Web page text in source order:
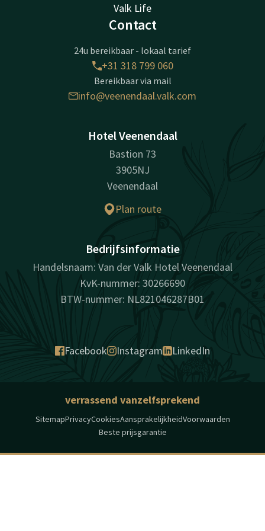
Valk Life
Contact
24u bereikbaar - lokaal tarief
+31 318 799 060
Bereikbaar via mail
info@veenendaal.valk.com
Hotel Veenendaal
Bastion 73
3905NJ
Veenendaal
Plan route
Bedrijfsinformatie
Handelsnaam: Van der Valk Hotel Veenendaal
KvK-nummer: 30266690
BTW-nummer: NL821046287B01
Facebook Instagram LinkedIn
verrassend vanzelfsprekend
SitemapPrivacyCookiesAansprakelijkheidVoorwaarden
Beste prijsgarantie